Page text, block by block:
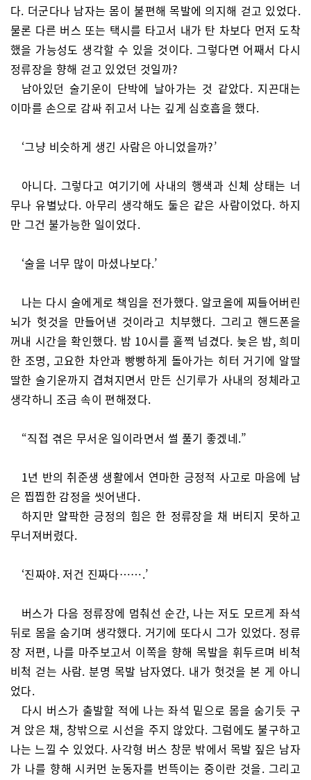
다. 더군다나 남자는 몸이 불편해 목발에 의지해 걷고 있었다.
물론 다른 버스 또는 택시를 타고서 내가 탄 차보다 먼저 도착
했을 가능성도 생각할 수 있을 것이다. 그렇다면 어째서 다시
정류장을 향해 걷고 있었던 것일까?
남아있던 술기운이 단박에 날아가는 것 같았다. 지끈대는
이마를 손으로 감싸 쥐고서 나는 깊게 심호흡을 했다.
‘그냥 비슷하게 생긴 사람은 아니었을까?’
아니다. 그렇다고 여기기에 사내의 행색과 신체 상태는 너
무나 유별났다. 아무리 생각해도 둘은 같은 사람이었다. 하지
만 그건 불가능한 일이었다.
‘술을 너무 많이 마셨나보다.’
나는 다시 술에게로 책임을 전가했다. 알코올에 찌들어버린
뇌가 헛것을 만들어낸 것이라고 치부했다. 그리고 핸드폰을
꺼내 시간을 확인했다. 밤 10시를 훌쩍 넘겼다. 늦은 밤, 희미
한 조명, 고요한 차안과 빵빵하게 돌아가는 히터 거기에 알딸
딸한 술기운까지 겹쳐지면서 만든 신기루가 사내의 정체라고
생각하니 조금 속이 편해졌다.
“직접 겪은 무서운 일이라면서 썰 풀기 좋겠네.”
1년 반의 취준생 생활에서 연마한 긍정적 사고로 마음에 남
은 찝찝한 감정을 씻어낸다.
하지만 얄팍한 긍정의 힘은 한 정류장을 채 버티지 못하고
무너져버렸다.
‘진짜야. 저건 진짜다…….’
버스가 다음 정류장에 멈춰선 순간, 나는 저도 모르게 좌석
뒤로 몸을 숨기며 생각했다. 거기에 또다시 그가 있었다. 정류
장 저편, 나를 마주보고서 이쪽을 향해 목발을 휘두르며 비척
비척 걷는 사람. 분명 목발 남자였다. 내가 헛것을 본 게 아니
었다.
다시 버스가 출발할 적에 나는 좌석 밑으로 몸을 숨기듯 구
겨 앉은 채, 창밖으로 시선을 주지 않았다. 그럼에도 불구하고
나는 느낄 수 있었다. 사각형 버스 창문 밖에서 목발 짚은 남자
가 나를 향해 시커먼 눈동자를 번뜩이는 중이란 것을. 그리고